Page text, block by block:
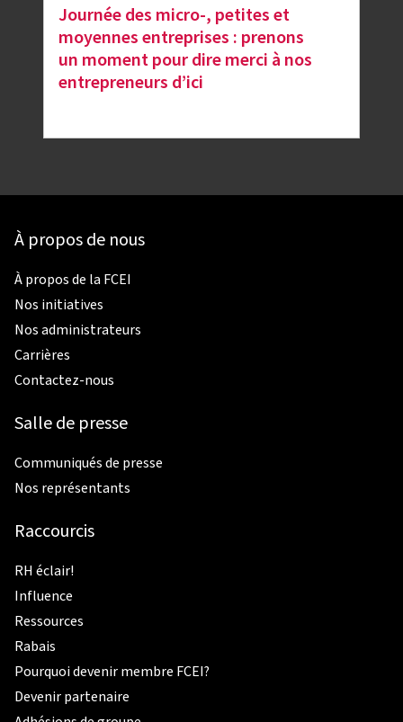
Journée des micro-, petites et
moyennes entreprises : prenons
un moment pour dire merci à nos
entrepreneurs d’ici
À propos de nous
À propos de la FCEI
Nos initiatives
Nos administrateurs
Carrières
Contactez-nous
Salle de presse
Communiqués de presse
Nos représentants
Raccourcis
RH éclair!
Influence
Ressources
Rabais
Pourquoi devenir membre FCEI?
Devenir partenaire